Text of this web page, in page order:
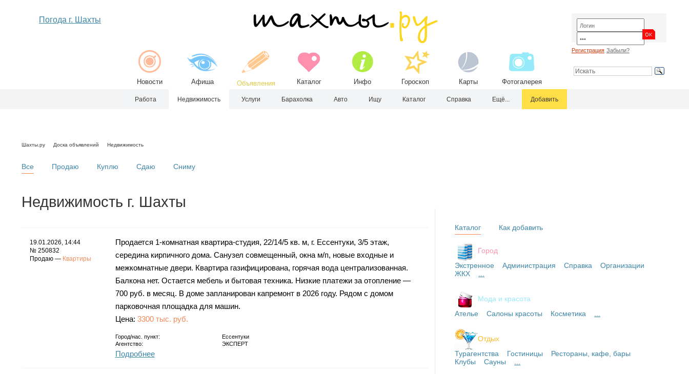
Погода г. Шахты
Новости Афиша Объявления Каталог Инфо Гороскоп Карты Фотогалерея
Регистрация Забыли?
Работа Недвижимость Услуги Барахолка Авто Ищу Каталог Справка Ещё... Добавить
Шахты.ру Доска объявлений Недвижимость
Все Продаю Куплю Сдаю Сниму
Недвижимость г. Шахты
19.01.2026, 14:44
№ 250832
Продаю — Квартиры
Продается 1-комнатная квартира-студия, 22/14/5 кв. м, г. Ессентуки, 3/5 этаж,
середина кирпичного дома. Санузел совмещенный, окна м/п, новые входные и
межкомнатные двери. Квартира газифицирована, горячая вода централизованная.
Балкона нет. Остается мебель и бытовая техника. Низкие платежи за отопление —
700 руб. в месяц. В доме запланирован капремонт в 2026 году. Рядом с домом
парковочная площадка для машин.
Цена: 3300 тыс. руб.
Город/нас. пункт:
Ессентуки
Агентство:
ЭКСПЕРТ
Подробнее
Каталог
Город
Экстренное
Администрация Справка
Организации
ЖКХ
Мода и красота
Ателье
Салоны красоты Косметика
Отдых
Турагентства
Гостиницы
Рестораны, кафе, бары
Клубы
Сауны
Как добавить